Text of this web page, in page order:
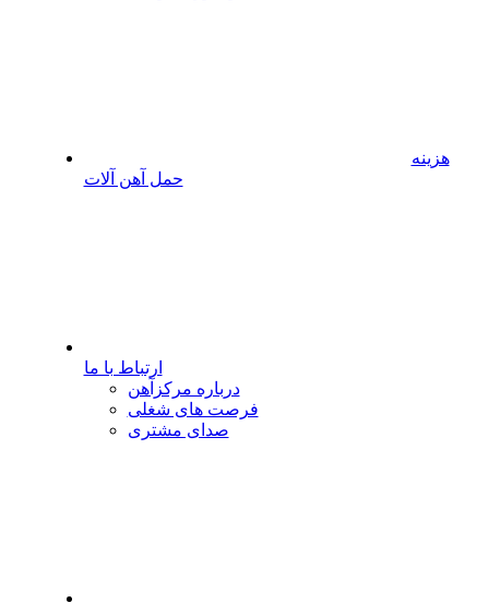
هزینه
حمل آهن آلات
ارتباط با ما
درباره مرکزآهن
فرصت های شغلی
صدای مشتری